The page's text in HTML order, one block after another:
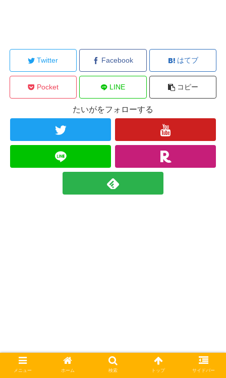
Twitter Facebook はてブ
Pocket LINE コピー
たいがをフォローする
メニュー ホーム 検索 トップ サイドバー